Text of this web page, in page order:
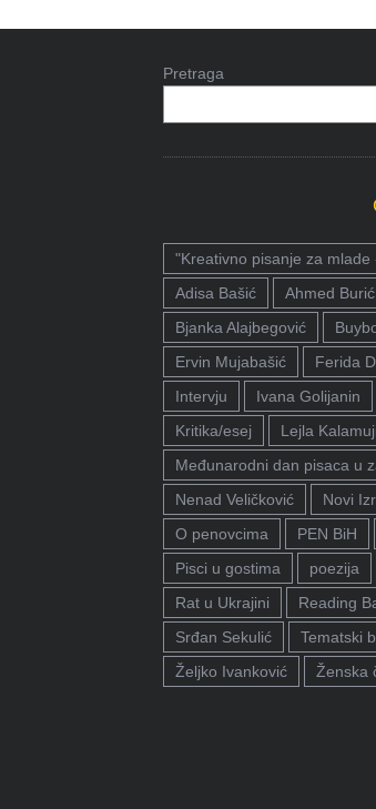
Pretraga
"Kreativno pisanje za
Adisa Bašić
Ahmed Burić
Bjanka Alajbegović
Ervin Mujabašić
Ferida
Intervju
Ivana Golijanin
Kritika/esej
Lejla
Međunarodni dan pisaca u
Nenad Veličković
Novi
O penovcima
PEN BiH
Pisci u gostima
poezija
Rat u Ukrajini
Reading
Srđan Sekulić
Tematski
Željko Ivanković
Ženska